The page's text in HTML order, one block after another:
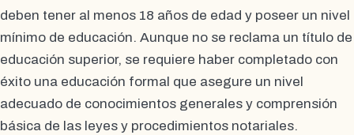
deben tener al menos 18 años de edad y poseer un nivel
mínimo de educación. Aunque no se reclama un título de
educación superior, se requiere haber completado con
éxito una educación formal que asegure un nivel
adecuado de conocimientos generales y comprensión
básica de las leyes y procedimientos notariales.